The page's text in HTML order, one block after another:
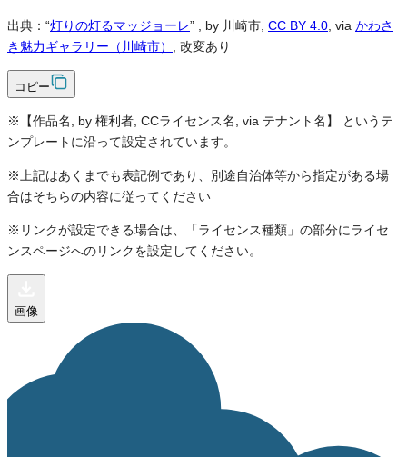
出典：“灯りの灯るマッジョーレ” , by 川崎市, CC BY 4.0 , via かわさ
き魅力ギャラリー（川崎市）
, 改変あり
コピー
※【作品名, by 権利者, CCライセンス名, via テナント名】 というテ
ンプレートに沿って設定されています。
※上記はあくまでも表記例であり、別途自治体等から指定がある場
合はそちらの内容に従ってください
※リンクが設定できる場合は、「ライセンス種類」の部分にライセ
ンスページへのリンクを設定してください。
画像